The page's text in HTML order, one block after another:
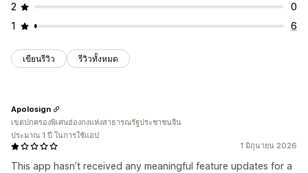
2
0
1
6
เขียนรีวิว รีวิวทั้งหมด
1 มิถุนายน 2026
This app hasn’t received any meaningful feature updates for a
Apolosign
เขตปกครองพิเศษฮ่องกงแห่งสาธารณรัฐประชาชนจีน
ประมาณ 1 ปี ในการใช้แอป